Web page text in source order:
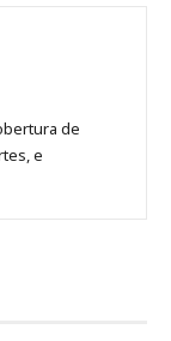
de
e